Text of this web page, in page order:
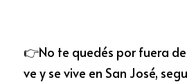
👉No te quedés por fuera
ve y se vive en San José,